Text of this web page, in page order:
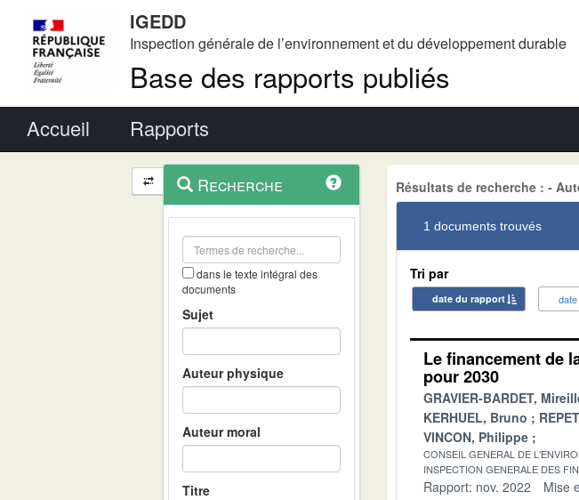
IGEDD
Inspection générale de l’environnement et du développement durable
Base des rapports publiés
Accueil Rapports
Navigation
et
outils
contextuel
Recherche
dans le texte intégral des
documents
Sujet
Auteur physique
Auteur moral
Titre
Résultats de recherche : -
1 documents trouvés
Tri par
date du rapport
Le financement de
pour 2030
GRAVIER-BARDET,
KERHUEL, Bruno
VINCON, Philippe
CONSEIL GENERAL DE
INSPECTION GENERALE DES
Rapport: nov. 2022 Mise